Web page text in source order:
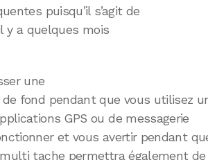
puisqu’il s’agit de
y a quelques mois
une
fond pendant que vous utilisez
GPS ou de messagerie
et vous avertir pendant
tache permettra également de